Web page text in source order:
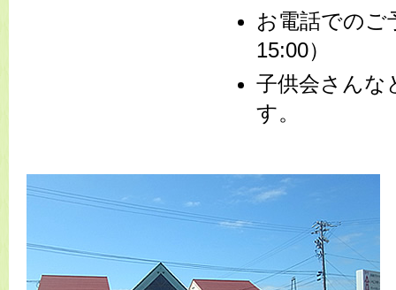
お電話での
15:00）
子供会さんな
す。